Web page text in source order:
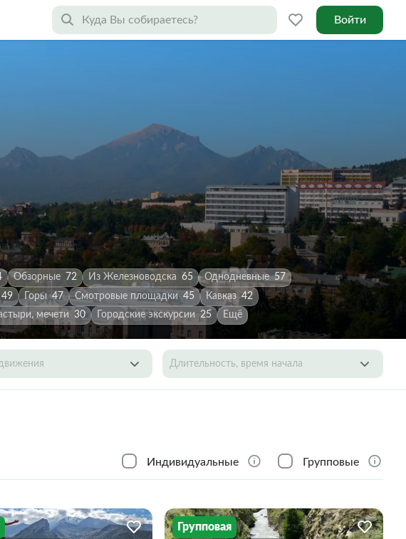
Войти
Обзорные 72 Из Железноводска 65 Однодневные 57
49 Горы 47 Смотровые площадки 45 Кавказ 42
мечети 30 Городские экскурсии 25 Ещё
Длительность, время начала
Индивидуальные Групповые
Групповая